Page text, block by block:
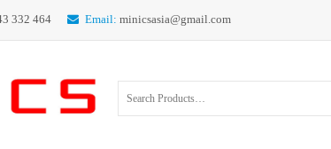
332 464 Email: minicsasia@gmail.com